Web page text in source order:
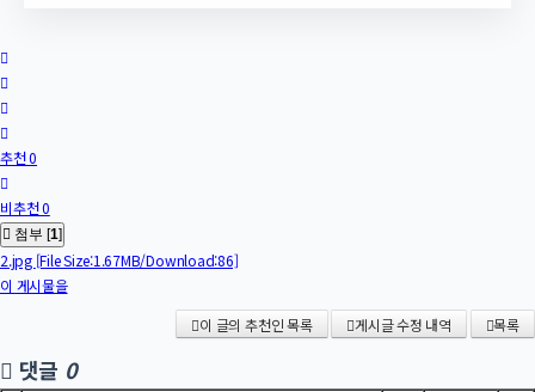
추천 0
비추천 0
첨부 [1]
2.jpg [File Size:1.67MB/Download:86]
이 게시물을
이 글의 추천인 목록
게시글 수정 내역 목록
댓글 0